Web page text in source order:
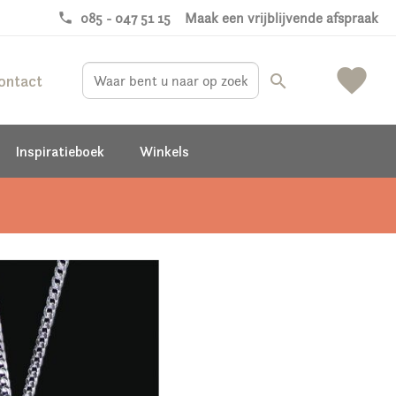
phone 085 - 047 51 15 Maak een vrijblijvende afspraak
favorite
search
Inspiratieboek Winkels